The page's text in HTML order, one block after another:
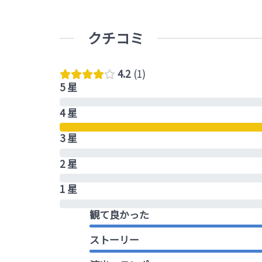
クチコミ
4.2 1
5 星
4 星
3 星
2 星
1 星
観て良かった
ストーリー